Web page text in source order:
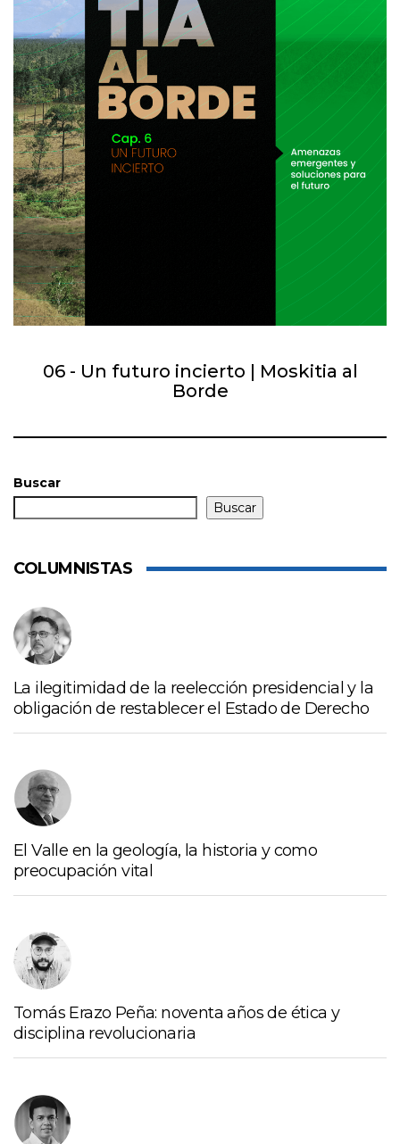
06 - Un futuro incierto | Moskitia al
Borde
Buscar
Buscar
COLUMNISTAS
La ilegitimidad de la reelección presidencial y la
obligación de restablecer el Estado de Derecho
El Valle en la geología, la historia y como
preocupación vital
Tomás Erazo Peña: noventa años de ética y
disciplina revolucionaria